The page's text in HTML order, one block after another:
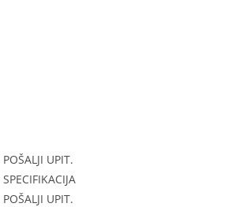
POŠALJI UPIT.
SPECIFIKACIJA
POŠALJI UPIT.